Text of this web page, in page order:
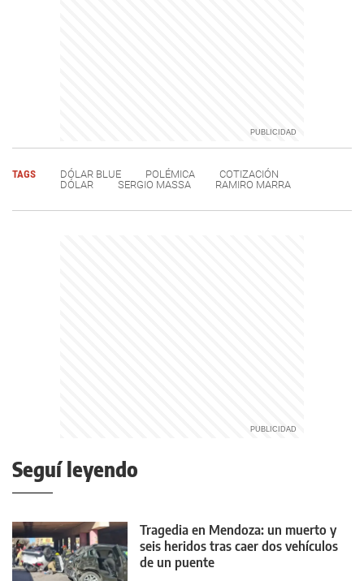
TAGS DÓLAR BLUE POLÉMICA
COTIZACIÓN
DÓLAR
SERGIO MASSA RAMIRO MARRA
Seguí leyendo
Tragedia en Mendoza: un muerto y
seis heridos tras caer dos vehículos
de un puente